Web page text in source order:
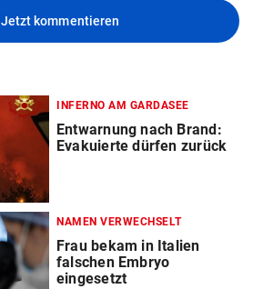
Jetzt kommentieren
INFERNO AM GARDASEE
Entwarnung nach Brand:
Evakuierte dürfen zurück
NAMEN VERWECHSELT
Frau bekam in Italien
falschen Embryo
eingesetzt